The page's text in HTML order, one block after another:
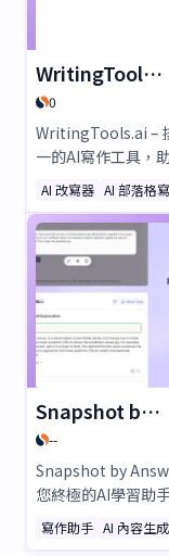
WritingTools.ai
0
WritingTools.ai –
一的AI寫作工具，
產出高品質內容！
鐘即可生成SEO優
格、社交貼文、電
等。從100多種AI模
擇，使用AI進行編
動發布至Shopify、
WordPress等平台
用—無需信用卡！
AI 改寫器 AI 部落格
Snapshot by AnswersAi
--
Snapshot by
您終極的AI學習助
截圖，即可獲得即
的解答。無論是作
寫作助手 AI 內容生